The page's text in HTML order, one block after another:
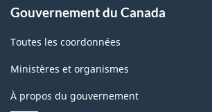
2017
-
Structure
Gouvernement du Canada
Toutes les coordonnées
Ministères et organismes
À propos du gouvernement